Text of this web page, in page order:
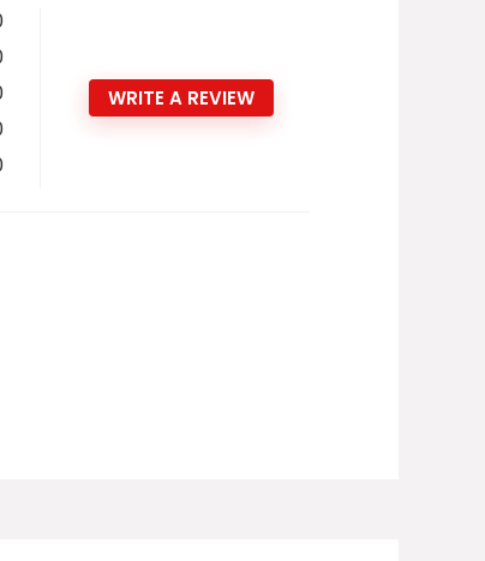
WRITE A REVIEW